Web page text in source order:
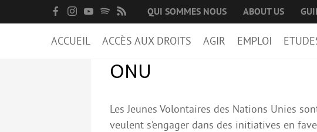
QUI SOMMES NOUS ABOUT US
ACCUEIL ACCÈS AUX DROITS AGIR EMPLOI
ONU
Les Jeunes Volontaires des Nations Unies
veulent s’engager dans des initiatives en